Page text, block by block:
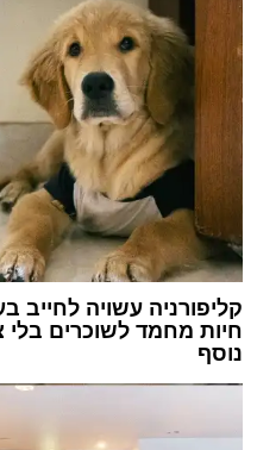
קליפורניה עשויה לחייב
חיות מחמד לשוכרים בלי
נוסף